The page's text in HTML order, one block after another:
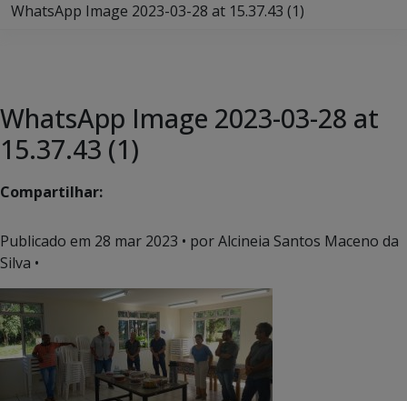
WhatsApp Image 2023-03-28 at 15.37.43 (1)
WhatsApp Image 2023-03-28 at
15.37.43 (1)
Compartilhar:
Publicado em 28 mar 2023 • por Alcineia Santos Maceno da
Silva •